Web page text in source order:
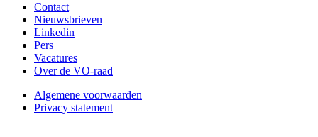
Contact
Nieuwsbrieven
Linkedin
Pers
Vacatures
Over de VO-raad
Algemene voorwaarden
Privacy statement